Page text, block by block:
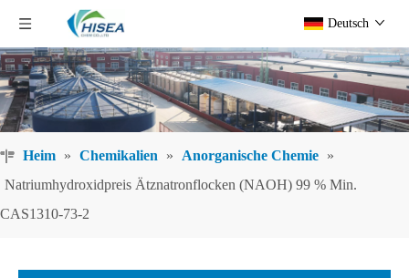
Deutsch
Heim » Chemikalien » Anorganische Chemie »
Natriumhydroxidpreis Ätznatronflocken (NAOH) 99 % Min.
CAS1310-73-2